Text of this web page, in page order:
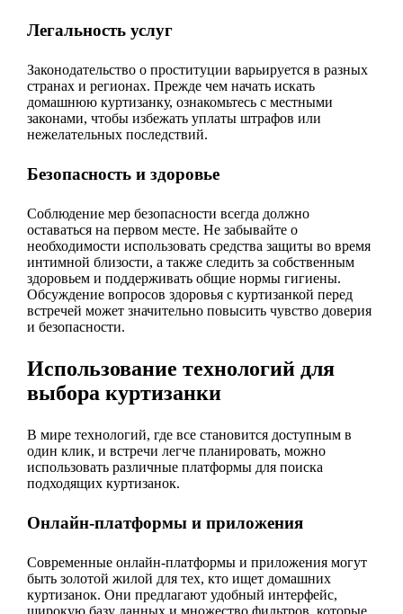
Легальность услуг
Законодательство о проституции варьируется в разных
странах и регионах. Прежде чем начать искать
домашнюю куртизанку, ознакомьтесь с местными
законами, чтобы избежать уплаты штрафов или
нежелательных последствий.
Безопасность и здоровье
Соблюдение мер безопасности всегда должно
оставаться на первом месте. Не забывайте о
необходимости использовать средства защиты во время
интимной близости, а также следить за собственным
здоровьем и поддерживать общие нормы гигиены.
Обсуждение вопросов здоровья с куртизанкой перед
встречей может значительно повысить чувство доверия
и безопасности.
Использование технологий для
выбора куртизанки
В мире технологий, где все становится доступным в
один клик, и встречи легче планировать, можно
использовать различные платформы для поиска
подходящих куртизанок.
Онлайн-платформы и приложения
Современные онлайн-платформы и приложения могут
быть золотой жилой для тех, кто ищет домашних
куртизанок. Они предлагают удобный интерфейс,